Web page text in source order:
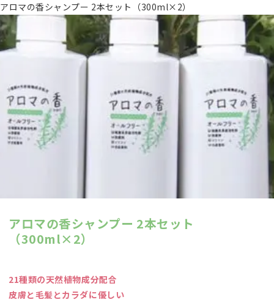
アロマの香シャンプー 2本セット（300ml×2）
アロマの香シャンプー 2本セット
（300ml×2）
21種類の天然植物成分配合
皮膚と毛髪とカラダに優しい